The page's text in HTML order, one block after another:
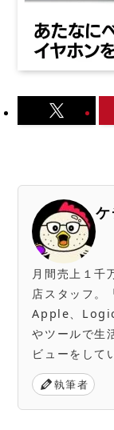
月間売上１千
店スタッフ
Apple、
やツールで生
ビューをして
執筆者